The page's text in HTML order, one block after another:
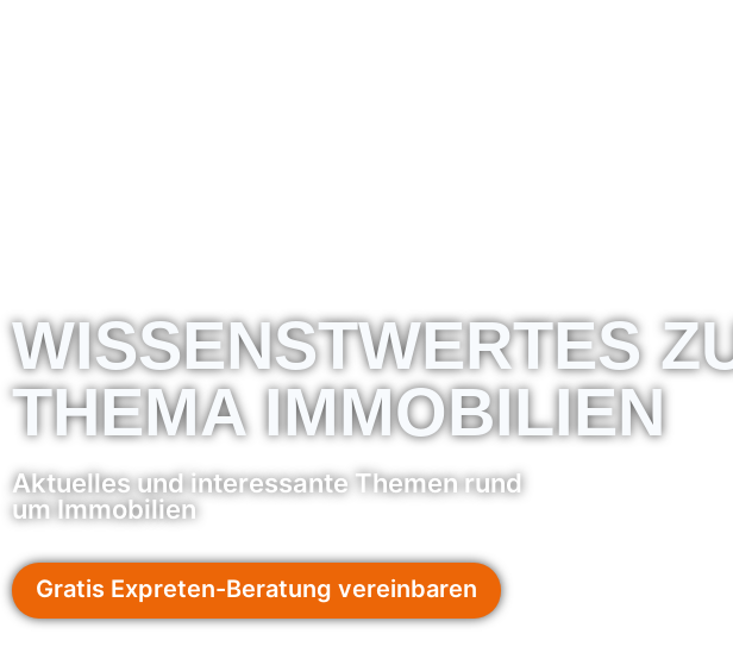
WISSENSTWERTES
THEMA IMMOBILIEN
Aktuelles und interessante Themen rund
um Immobilien
Gratis Expreten-Beratung vereinbaren